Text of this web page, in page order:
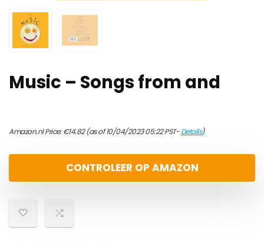
Music – Songs from and
Amazon.nl Price:€14.82(as of 10/04/2023 05:22 PST-Details)
CONTROLEER OP AMAZON